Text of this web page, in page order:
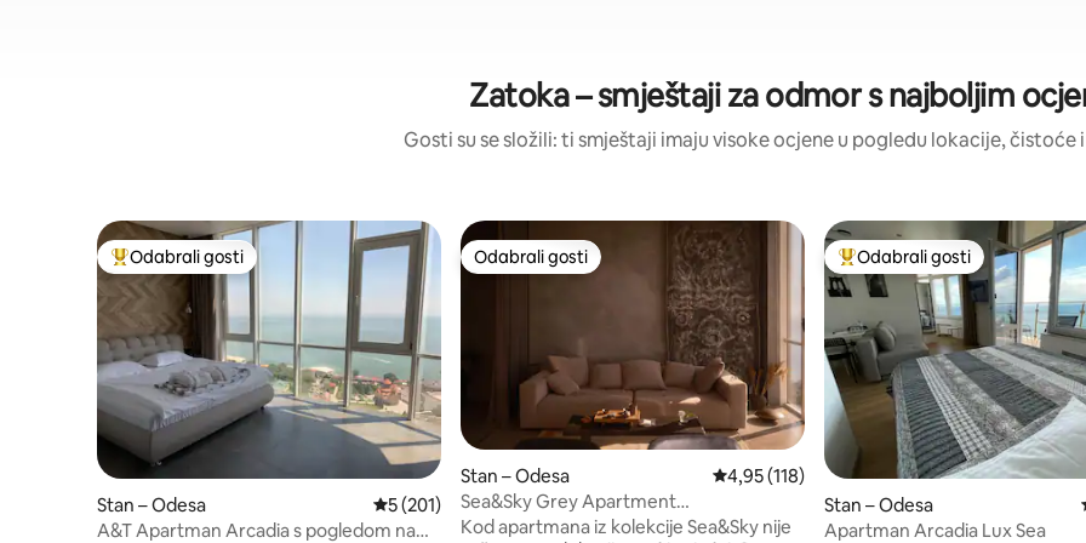
Zatoka – smještaji za odmor s najboljim
Gosti su se složili: ti smještaji imaju visoke ocjene u pogledu lokacije, čistoće
Među najviše rangiranima s oznakom „Odabrali gosti”
Odabrali gosti
Stan – Odesa Prosječna ocjena: 5/5, recenzija: 201
5 (201)
A&T Apartman Arcadia s pogledom na
Odabrali gosti
Odabrali gosti
Stan – Odesa Prosječna ocjena: 4,95/5, recenzija: 118
4,95 (118)
Sea&Sky Grey Apartment
@sea.sky.apartments
Kod apartmana iz kolekcije Sea&Sky nije
Među najviše rangiranima s
Odabrali gosti
Stan – Odesa
Apartman Arcadia Lux Sea